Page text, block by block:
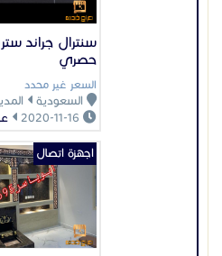
سنترال جراند
حصري
السعر غير محدد
السعودية
اجهزة اتصال